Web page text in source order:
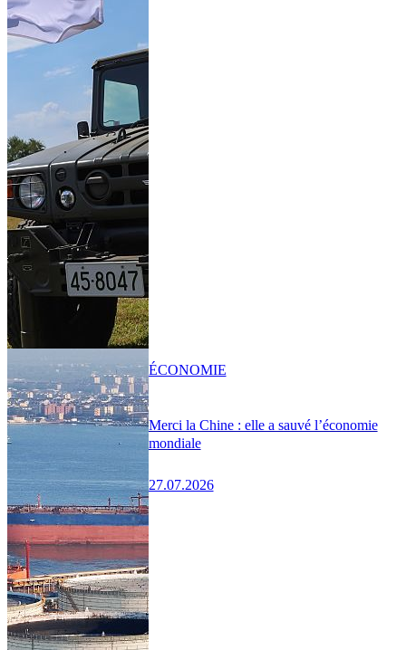
Merci la Chine : elle a sauvé l’économie
mondiale
27.07.2026
ÉCONOMIE